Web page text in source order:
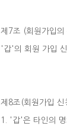
제7조 (회원가입의
'갑'의 회원 가입
제8조(회원가입 신
1. '갑'은 타인의 명